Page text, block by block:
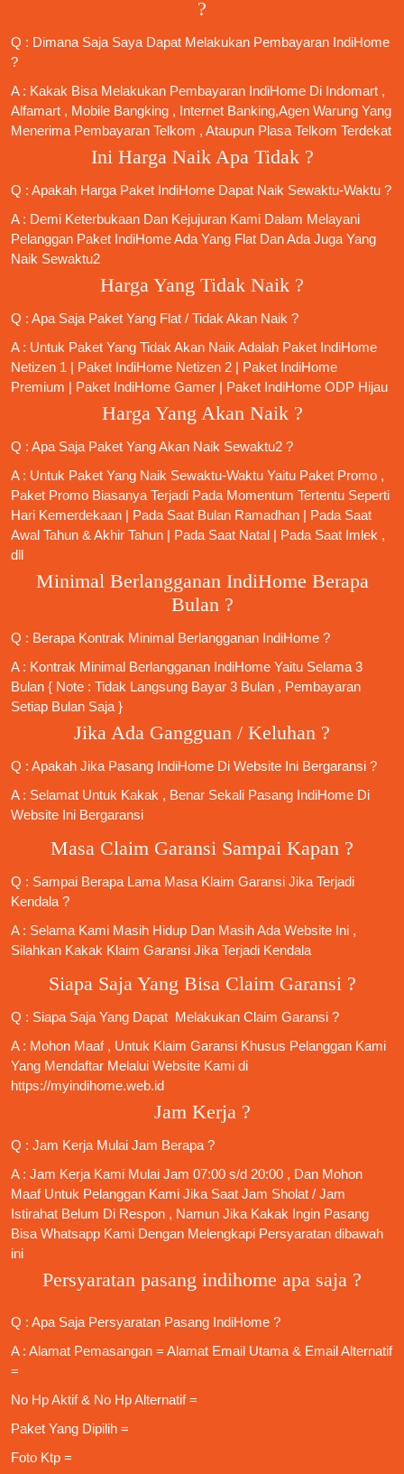
?
Q : Dimana Saja Saya Dapat Melakukan Pembayaran IndiHome
?
A : Kakak Bisa Melakukan Pembayaran IndiHome Di Indomart ,
Alfamart , Mobile Bangking , Internet Banking,Agen Warung Yang
Menerima Pembayaran Telkom , Ataupun Plasa Telkom Terdekat
Ini Harga Naik Apa Tidak ?
Q : Apakah Harga Paket IndiHome Dapat Naik Sewaktu-Waktu ?
A : Demi Keterbukaan Dan Kejujuran Kami Dalam Melayani
Pelanggan Paket IndiHome Ada Yang Flat Dan Ada Juga Yang
Naik Sewaktu2
Harga Yang Tidak Naik ?
Q : Apa Saja Paket Yang Flat / Tidak Akan Naik ?
A : Untuk Paket Yang Tidak Akan Naik Adalah Paket IndiHome
Netizen 1 | Paket IndiHome Netizen 2 | Paket IndiHome
Premium | Paket IndiHome Gamer | Paket IndiHome ODP Hijau
Harga Yang Akan Naik ?
Q : Apa Saja Paket Yang Akan Naik Sewaktu2 ?
A : Untuk Paket Yang Naik Sewaktu-Waktu Yaitu Paket Promo ,
Paket Promo Biasanya Terjadi Pada Momentum Tertentu Seperti
Hari Kemerdekaan | Pada Saat Bulan Ramadhan | Pada Saat
Awal Tahun & Akhir Tahun | Pada Saat Natal | Pada Saat Imlek ,
dll
Minimal Berlangganan IndiHome Berapa
Bulan ?
Q : Berapa Kontrak Minimal Berlangganan IndiHome ?
A : Kontrak Minimal Berlangganan IndiHome Yaitu Selama 3
Bulan { Note : Tidak Langsung Bayar 3 Bulan , Pembayaran
Setiap Bulan Saja }
Jika Ada Gangguan / Keluhan ?
Q : Apakah Jika Pasang IndiHome Di Website Ini Bergaransi ?
A : Selamat Untuk Kakak , Benar Sekali Pasang IndiHome Di
Website Ini Bergaransi
Masa Claim Garansi Sampai Kapan ?
Q : Sampai Berapa Lama Masa Klaim Garansi Jika Terjadi
Kendala ?
A : Selama Kami Masih Hidup Dan Masih Ada Website Ini ,
Silahkan Kakak Klaim Garansi Jika Terjadi Kendala
Siapa Saja Yang Bisa Claim Garansi ?
Q : Siapa Saja Yang Dapat Melakukan Claim Garansi ?
A : Mohon Maaf , Untuk Klaim Garansi Khusus Pelanggan Kami
Yang Mendaftar Melalui Website Kami di
https://myindihome.web.id
Jam Kerja ?
Q : Jam Kerja Mulai Jam Berapa ?
A : Jam Kerja Kami Mulai Jam 07:00 s/d 20:00 , Dan Mohon
Maaf Untuk Pelanggan Kami Jika Saat Jam Sholat / Jam
Istirahat Belum Di Respon , Namun Jika Kakak Ingin Pasang
Bisa Whatsapp Kami Dengan Melengkapi Persyaratan dibawah
ini
Persyaratan pasang indihome apa saja ?
Q : Apa Saja Persyaratan Pasang IndiHome ?
A : Alamat Pemasangan = Alamat Email Utama & Email Alternatif
=
No Hp Aktif & No Hp Alternatif =
Paket Yang Dipilih =
Foto Ktp =